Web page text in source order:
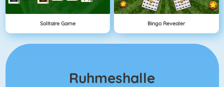
Solitaire Game Bingo Revealer
Ruhmeshalle